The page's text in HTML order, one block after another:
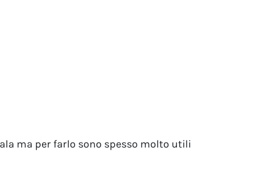
ma per farlo sono spesso molto utili